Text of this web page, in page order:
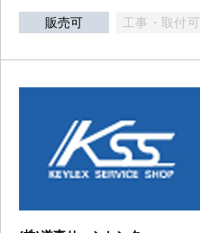
販売可 工事・取付可